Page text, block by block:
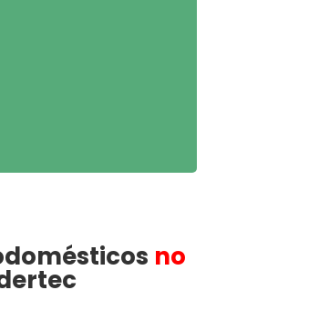
no